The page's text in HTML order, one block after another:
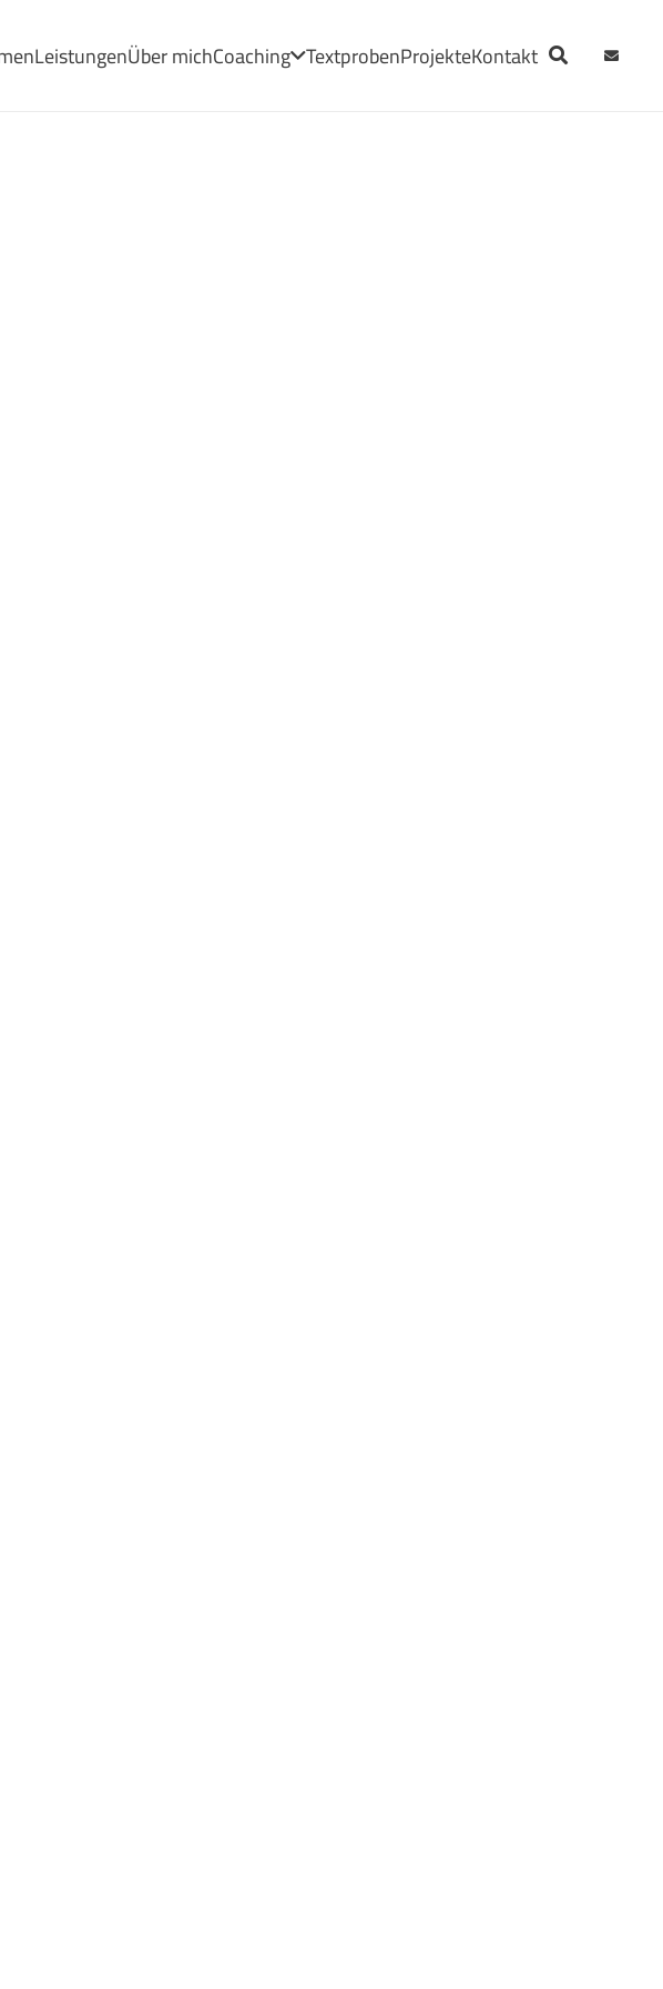
LeistungenÜber michCoaching TextprobenProjekteKontakt